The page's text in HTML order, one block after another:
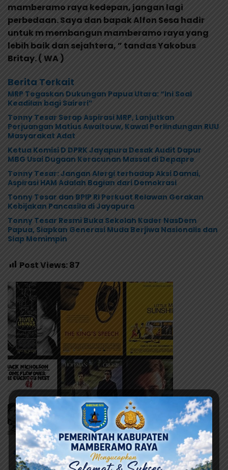
mamberamo raya kedepan, jangan lagi
perbedaan. Saya dan bapak Alfon Sesa hadir
untuk m membangun mamberamo raya yang
lebih baik dan sejahtera, ” tandas Yakobus
Britay. ( WA )
Berita Terkait
MRP Tegaskan Dukungan Papua Utara: “Ini Soal
Keadilan bagi Saireri”
Tonny Tesar Serap Aspirasi MRP, Lanjutkan
Perjuangan Matius Awaitouw, Kawal Perlindungan RUU
Masyarakat Adat
Ketua Komisi D DPRK Jayapura Desak Audit Dapur
MBG Usai Dugaan Keracunan Massal di Depapre
Tonny Tesar: Jangan Alergi terhadap Aksi Damai,
Aspirasi HAM Adalah Bagian dari Demokrasi
Tonny Tesar dan BPIP RI Perkuat Relawan Gerakan
Kebijakan Pancasila di Jayapura
Tonny Tesar Resmi Buka Sekolah Kader NasDem
Papua, Siapkan Generasi Muda Berjiwa Nasionalis dan
Siap Memimpin
Post Views:87
# Partai Nasdem